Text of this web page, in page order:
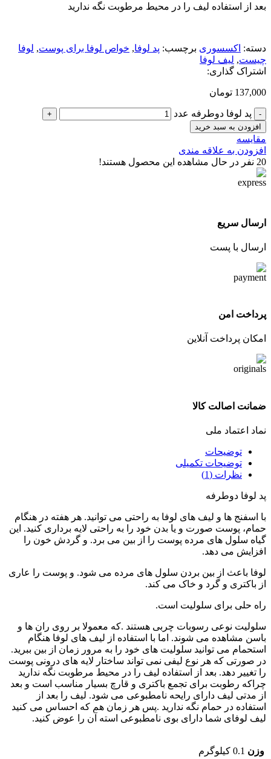
بعد از استفاده لیف را در محیط مرطوبت نگه ندارید
دسته: اکسسوری برچسب: پد لوفا, خواص لوفا برای پوست, لوفا
چیست, لیف لوفا
اشتراک گذاری:
137,000 تومان
پد لوفا دوطرفه عدد
افزودن به سبد خرید
مقایسه
افزودن به علاقه مندی
20 نفر در حال مشاهده این محصول هستند!
ارسال سریع
ارسال با پست
پرداخت امن
امکان پرداخت آنلاین
ضمانت اصالت کالا
نماد اعتماد ملی
توضیحات
توضیحات تکمیلی
نظرات (1)
پد لوفا دوطرفه
با اسفنج ها و لیف های لوفا به راحتی می توانید. هر هفته در هنگام
حمام، پوست صورت و یا بدن خود را به راحتی لایه برداری کنید. این
گیاه سلول های مرده پوست را از بین می برد. و گردش خون را
افزایش می دهد.
لوفا باعث از بین بردن سلول های مرده می شود. و پوست را عاری
از باکتری و گرد و خاک می کند.
راه حلی برای سلولیت است.
سلولیت نوعی رسوبات چربی هستند .که معمولا بر روی ران ها و
باسن مشاهده می شوند. اما با استفاده از لیف های لوفا هنگام
استحمام می توانید سلولیت های خود را به مرور زمان از بین ببرید.
در صورتی که هر نوع لیفی نمی تواند ساختار لایه های درونی پوست
را تغییر دهد. بعد از استفاده لیف را در محیط مرطوبت نگه ندارید
چراکه رطوبت برای تجمع باکتری و قارچ بسیار مناسب است و بعد
از مدتی لیف دارای رایحه نامطبوعی می شود. لیف را بعد از
استفاده در حمام نگه ندارید .پس هر زمان هم که احساس می کنید
لیف لوفای شما دارای بوی نامطبوعی استه آن را عوض کنید.
وزن 0.1 کیلوگرم